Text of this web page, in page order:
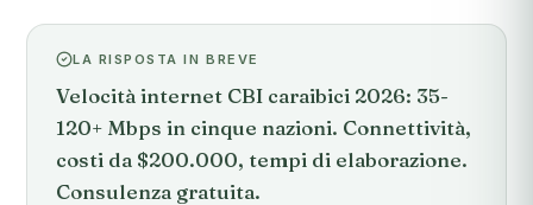
LA RISPOSTA IN BREVE
Velocità internet CBI caraibici 2026: 35-
120+ Mbps in cinque nazioni. Connettività,
costi da $200.000, tempi di elaborazione.
Consulenza gratuita.